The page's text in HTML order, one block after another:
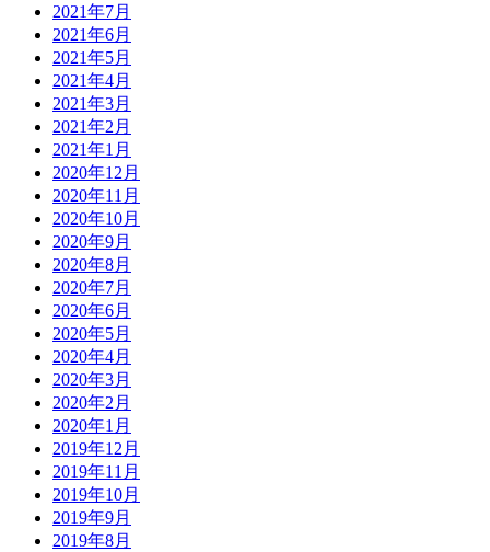
2021年7月
2021年6月
2021年5月
2021年4月
2021年3月
2021年2月
2021年1月
2020年12月
2020年11月
2020年10月
2020年9月
2020年8月
2020年7月
2020年6月
2020年5月
2020年4月
2020年3月
2020年2月
2020年1月
2019年12月
2019年11月
2019年10月
2019年9月
2019年8月